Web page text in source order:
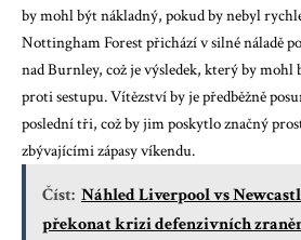
by mohl být nákladný, pokud by nebyl
Nottingham Forest přichází v silné náladě
nad Burnley, což je výsledek, který by
proti sestupu. Vítězství by je předběžně
poslední tři, což by jim poskytlo značný
zbývajícími zápasy víkendu.
Číst: Náhled Liverpool vs
překonat krizi defenzivních